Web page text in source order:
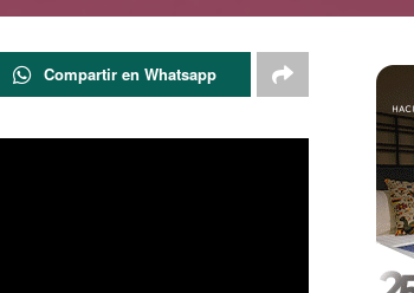
Compartir en Whatsapp